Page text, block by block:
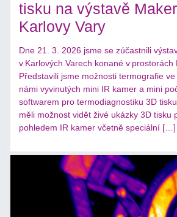
tisku na výstavě
Karlovy Vary
Dne 21. 3. 2026 jsme se zúčastnili
v Karlových Varech konané v prostorách
Představili jsme možnosti termografie
námi vyvinutých mini IR kamer a mini
softwarem pro termodiagnostiku 3D
měli možnost vidět živé ukázky 3D tisku
pohledem IR kamer včetně speciální […]